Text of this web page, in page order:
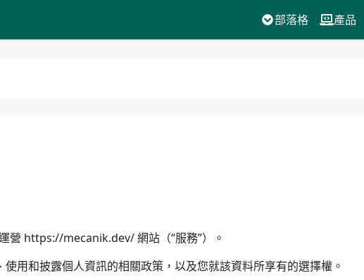
部落格 產品
營 https://mecanik.dev/網站（“服務”）。
用和披露個人資訊的相關政策，以及您就該資料所享有的選擇權。